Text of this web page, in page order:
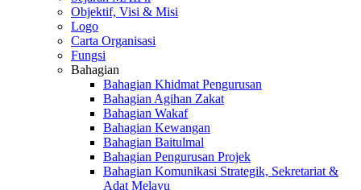
Objektif, Visi & Misi
Logo
Carta Organisasi
Fungsi
Bahagian
Bahagian Khidmat Pengurusan
Bahagian Agihan Zakat
Bahagian Wakaf
Bahagian Kewangan
Bahagian Baitulmal
Bahagian Pengurusan Projek
Bahagian Komunikasi Strategik, Sekretariat &
Adat Melayu